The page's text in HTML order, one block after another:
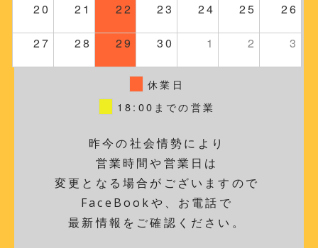
20 21 22 23 24 25 26
27 28 29 30 1 2 3
休業日
18:00までの営業
昨今の社会情勢により
営業時間や営業日は
変更となる場合がございますので
FaceBookや、お電話で
最新情報をご確認ください。